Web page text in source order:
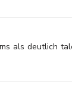
als deutlich